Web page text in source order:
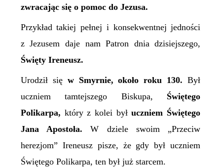
zwracając się o pomoc do Jezusa.
Przykład takiej pełnej i konsekwentnej jedności
z Jezusem daje nam Patron dnia dzisiejszego,
Święty Ireneusz.
Urodził się w Smyrnie, około roku 130. Był
uczniem tamtejszego Biskupa, Świętego
Polikarpa, który z kolei byłuczniem Świętego
Jana Apostoła. W dziele swoim „Przeciw
herezjom” Ireneusz pisze, że gdy był uczniem
Świętego Polikarpa, ten był już starcem.